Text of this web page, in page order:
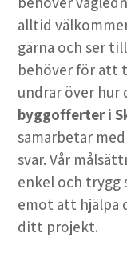
alltid
gärna och ser
behöver för att
undrar över
byggofferter i
samarbetar
svar. Vår
enkel och trygg
emot att hjälpa
ditt projekt.